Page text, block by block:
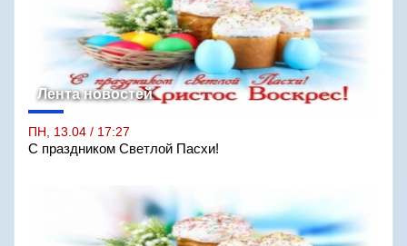
Лента новостей
ПН, 13.04 / 17:27
С праздником Светлой Пасхи!